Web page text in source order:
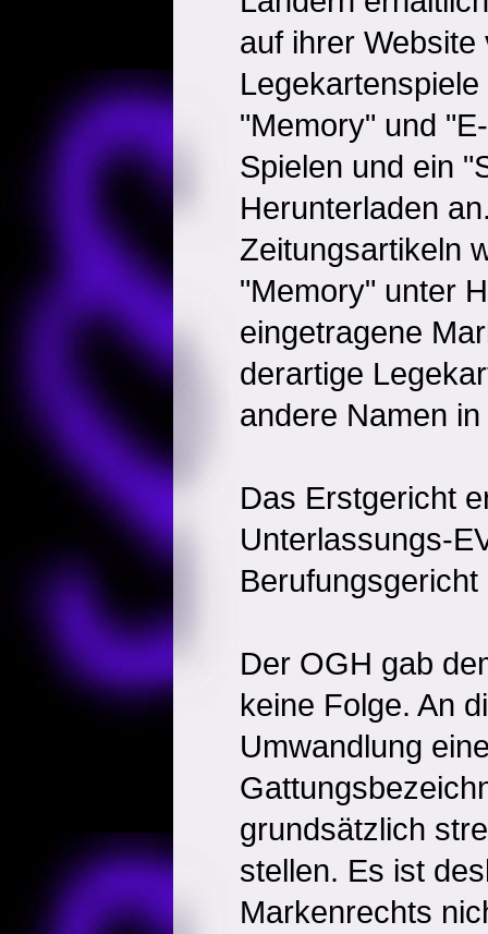
auf ihrer Website
"Memory" und
Spielen und ein
Herunterladen
Zeitungsartikeln
"Memory" unter
eingetragene
derartige
andere Namen
Das Erstgericht
Unterlassungs-
Der OGH gab
keine Folge. An
Umwandlung
grundsätzlich
stellen. Es ist
Markenrechts